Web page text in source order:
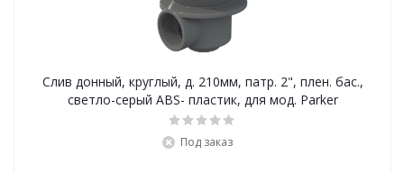
Слив донный, круглый, д. 210мм, патр. 2", плен. бас.,
светло-серый ABS- пластик, для мод. Parker
Под заказ